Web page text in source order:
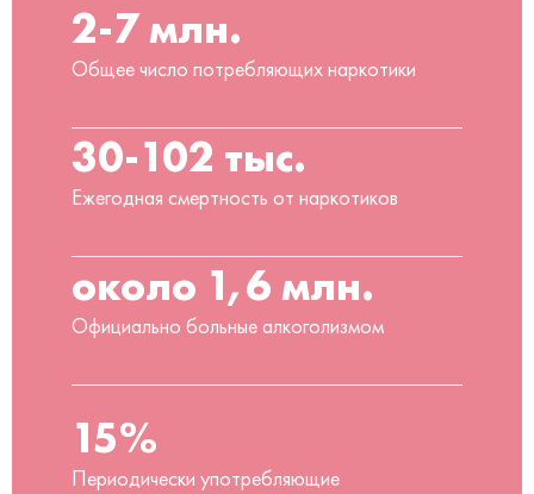
2-7 млн.
Общее число потребляющих наркотики
30-102 тыс.
Ежегодная смертность от наркотиков
около 1,6 млн.
Официально больные алкоголизмом
15%
Периодически употребляющие